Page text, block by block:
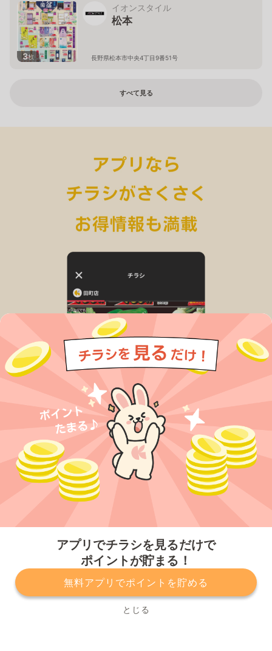
アプリでチラシを見るだけで
ポイントが貯まる！
無料アプリでポイントを貯める
とじる
3枚
イオンスタイル
松本
長野県松本市中央4丁目9番51号
すべて見る
プライバシーポリシー 利用規約
運営会社
サービスに関してのお問い合わせ